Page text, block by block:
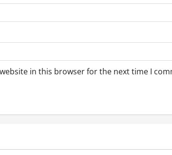
in this browser for the next time I